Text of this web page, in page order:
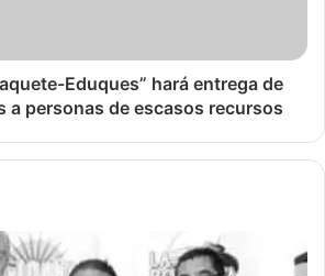
Eduques” hará entrega de
a personas de escasos recursos